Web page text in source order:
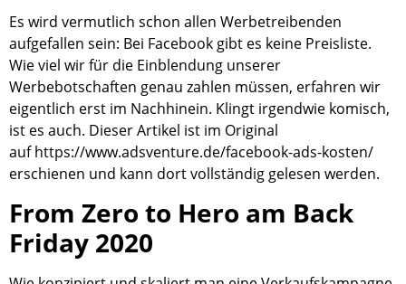
Es wird vermutlich schon allen Werbetreibenden
aufgefallen sein: Bei Facebook gibt es keine Preisliste.
Wie viel wir für die Einblendung unserer
Werbebotschaften genau zahlen müssen, erfahren wir
eigentlich erst im Nachhinein. Klingt irgendwie komisch,
ist es auch. Dieser Artikel ist im Original
auf https://www.adsventure.de/facebook-ads-kosten/
erschienen und kann dort vollständig gelesen werden.
From Zero to Hero am Back
Friday 2020